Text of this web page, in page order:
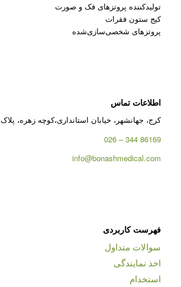
تولیدکننده پروتزهای فک و صورت
کیج ستون فقرات
پروتزهای شخصی‌سازی‌شده
اطلاعات تماس
کرج، جهانشهر، خیابان استانداری،کوچه زهره، پلاک 37
86169 344 – 026
info@bonashmedical.com
فهرست کاربردی
سوالات متداول
اخذ نمایندگی
استخدام